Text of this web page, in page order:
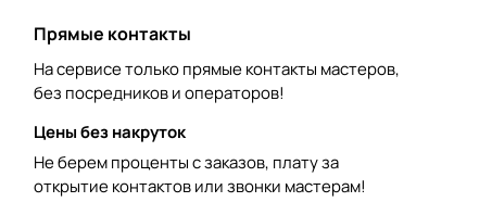
Прямые контакты
На сервисе только прямые контакты мастеров,
без посредников и операторов!
Цены без накруток
Не берем проценты с заказов, плату за
открытие контактов или звонки мастерам!